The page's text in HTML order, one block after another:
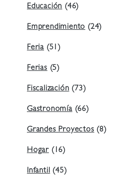
Educación(46)
Emprendimiento(24)
Feria (51)
Ferias(5)
Fiscalización(73)
Gastronomía(66)
Grandes Proyectos(8)
Hogar (16)
Infantil(45)